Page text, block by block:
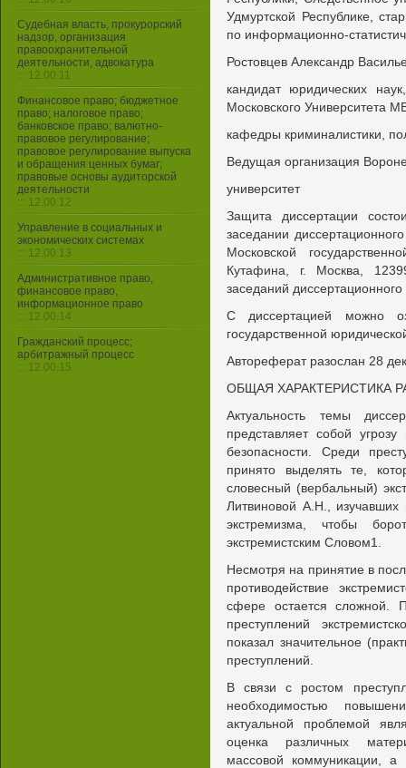
Удмуртской Республике,
по информационно-
Ростовцев Александр
кандидат юридических
Московского Университета
кафедры криминалистики,
Ведущая организация
университет
Защита диссертации
заседании
Московской
Кутафина, г. Москва,
заседаний диссертационного
С диссертацией можно
государственной
Автореферат разослан 28
ОБЩАЯ ХАРАКТЕРИСТИКА
Актуальность темы
представляет собой
безопасности. Среди
принято выделять те,
словесный (вербальный)
Литвиновой А.Н., изучавших
экстремизма, чтобы
экстремистским Словом1.
Несмотря на принятие в
противодействие
сфере остается сложной.
преступлений
показал значительное
преступлений.
В связи с ростом
необходимостью
актуальной проблемой
оценка различных
массовой коммуникации, а
Судебная власть, прокурорский
надзор, организация
правоохранительной
деятельности, адвокатура
::: 12.00.11
Финансовое право; бюджетное
право; налоговое право;
банковское право; валютно-
правовое регулирование;
правовое регулирование выпуска
и обращения ценных бумаг;
правовые основы аудиторской
деятельности
::: 12.00.12
Управление в социальных и
экономических системах
::: 12.00.13
Административное право,
финансовое право,
информационное право
::: 12.00.14
Гражданский процесс;
арбитражный процесс
::: 12.00.15